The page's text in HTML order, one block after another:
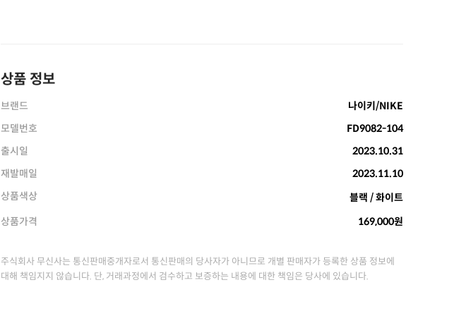
상품 정보
브랜드
나이키/NIKE
모델번호
FD9082-104
출시일
2023.10.31
재발매일
2023.11.10
상품색상
블랙 / 화이트
상품가격
169,000원
주식회사 무신사는 통신판매중개자로서 통신판매의 당사자가 아니므로 개별 판매자가 등록한 상품 정보에
대해 책임지지 않습니다. 단, 거래과정에서 검수하고 보증하는 내용에 대한 책임은 당사에 있습니다.